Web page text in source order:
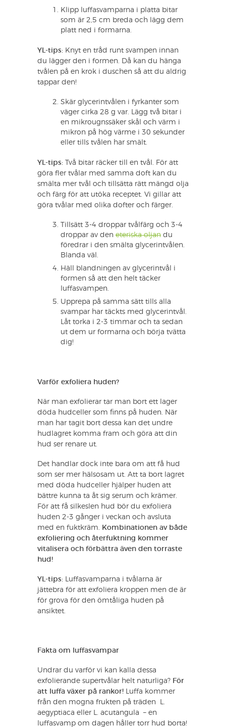
Klipp luffasvamparna i platta bitar
som är 2,5 cm breda och lägg dem
platt ned i formarna.
YL-tips: Knyt en tråd runt svampen innan
du lägger den i formen. Då kan du hänga
tvålen på en krok i duschen så att du aldrig
tappar den!
Skär glycerintvålen i fyrkanter som
väger cirka 28 g var. Lägg två bitar i
en mikrougnssäker skål och värm i
mikron på hög värme i 30 sekunder
eller tills tvålen har smält.
YL-tips: Två bitar räcker till en tvål. För att
göra fler tvålar med samma doft kan du
smälta mer tvål och tillsätta rätt mängd olja
och färg för att utöka receptet. Vi gillar att
göra tvålar med olika dofter och färger.
Tillsätt 3-4 droppar tvålfärg och 3-4
droppar av den eteriska oljan du
föredrar i den smälta glycerintvålen.
Blanda väl.
Häll blandningen av glycerintvål i
formen så att den helt täcker
luffasvampen.
Upprepa på samma sätt tills alla
svampar har täckts med glycerintvål.
Låt torka i 2-3 timmar och ta sedan
ut dem ur formarna och börja tvätta
dig!
Varför exfoliera huden?
När man exfolierar tar man bort ett lager
döda hudceller som finns på huden. När
man har tagit bort dessa kan det undre
hudlagret komma fram och göra att din
hud ser renare ut.
Det handlar dock inte bara om att få hud
som ser mer hälsosam ut. Att ta bort lagret
med döda hudceller hjälper huden att
bättre kunna ta åt sig serum och krämer.
För att få silkeslen hud bör du exfoliera
huden 2-3 gånger i veckan och avsluta
med en fuktkräm. Kombinationen av både
exfoliering och återfuktning kommer
vitalisera och förbättra även den torraste
hud!
YL-tips: Luffasvamparna i tvålarna är
jättebra för att exfoliera kroppen men de är
för grova för den ömtåliga huden på
ansiktet.
Fakta om luffasvampar
Undrar du varför vi kan kalla dessa
exfolierande supertvålar helt naturliga? För
att luffa växer på rankor! Luffa kommer
från den mogna frukten på träden L.
aegyptiaca eller L. acutangula – en
luffasvamp om dagen håller torr hud borta!